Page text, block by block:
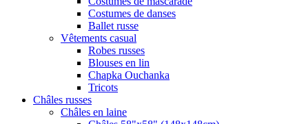
Costumes de danses
Ballet russe
Vêtements casual
Robes russes
Blouses en lin
Chapka Ouchanka
Tricots
Châles russes
Châles en laine